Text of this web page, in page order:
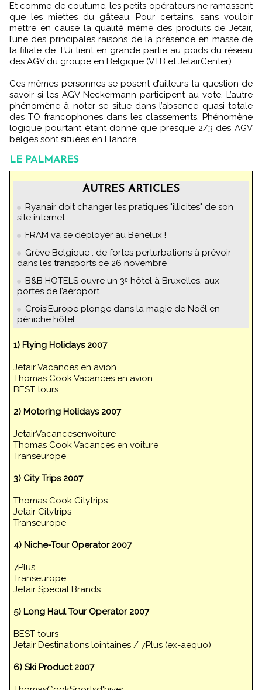
Et comme de coutume, les petits opérateurs ne ramassent
que les miettes du gâteau. Pour certains, sans vouloir
mettre en cause la qualité même des produits de Jetair,
l’une des principales raisons de la présence en masse de
la filiale de TUi tient en grande partie au poids du réseau
des AGV du groupe en Belgique (VTB et JetairCenter).
Ces mêmes personnes se posent d’ailleurs la question de
savoir si les AGV Neckermann participent au vote. L’autre
phénomène à noter se situe dans l’absence quasi totale
des TO francophones dans les classements. Phénomène
logique pourtant étant donné que presque 2/3 des AGV
belges sont situées en Flandre.
LE PALMARES
AUTRES ARTICLES
Ryanair doit changer les pratiques "illicites" de son
site internet
FRAM va se déployer au Benelux !
Grève Belgique : de fortes perturbations à prévoir
dans les transports ce 26 novembre
B&B HOTELS ouvre un 3ᵉ hôtel à Bruxelles, aux
portes de l’aéroport
CroisiEurope plonge dans la magie de Noël en
péniche hôtel
1) Flying Holidays 2007
Jetair Vacances en avion
Thomas Cook Vacances en avion
BEST tours
2) Motoring Holidays 2007
JetairVacancesenvoiture
Thomas Cook Vacances en voiture
Transeurope
3) City Trips 2007
Thomas Cook Citytrips
Jetair Citytrips
Transeurope
4) Niche-Tour Operator 2007
7Plus
Transeurope
Jetair Special Brands
5) Long Haul Tour Operator 2007
BEST tours
Jetair Destinations lointaines / 7Plus (ex-aequo)
6) Ski Product 2007